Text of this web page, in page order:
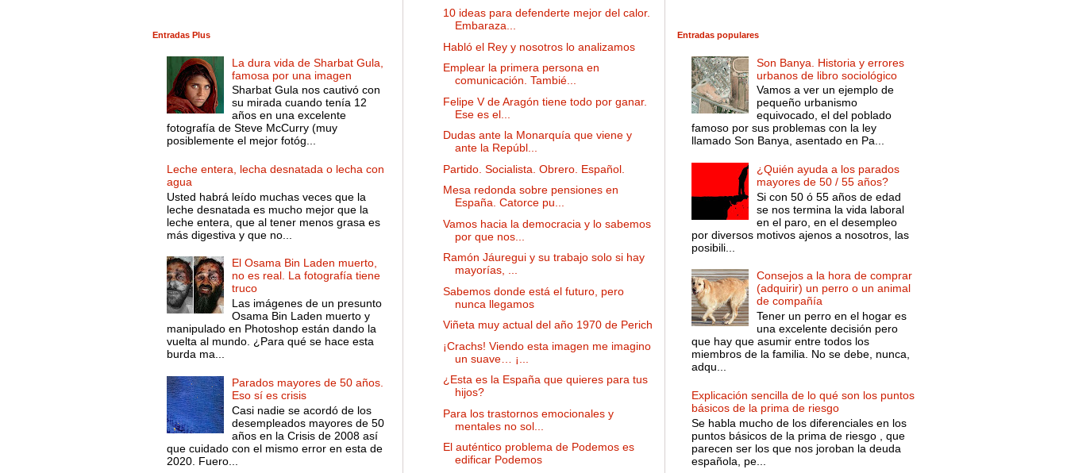
Entradas Plus
La dura vida de Sharbat Gula,
famosa por una imagen
Sharbat Gula nos cautivó con
su mirada cuando tenía 12
años en una excelente
fotografía de Steve McCurry (muy
posiblemente el mejor fotóg...
Leche entera, lecha desnatada o lecha con
agua
Usted habrá leído muchas veces que la
leche desnatada es mucho mejor que la
leche entera, que al tener menos grasa es
más digestiva y que no...
El Osama Bin Laden muerto,
no es real. La fotografía tiene
truco
Las imágenes de un presunto
Osama Bin Laden muerto y
manipulado en Photoshop están dando la
vuelta al mundo. ¿Para qué se hace esta
burda ma...
Parados mayores de 50 años.
Eso sí es crisis
Casi nadie se acordó de los
desempleados mayores de 50
años en la Crisis de 2008 así
que cuidado con el mismo error en esta de
2020. Fuero...
10 ideas para defenderte mejor del calor.
Embaraza...
Habló el Rey y nosotros lo analizamos
Emplear la primera persona en
comunicación. Tambié...
Felipe V de Aragón tiene todo por ganar.
Ese es el...
Dudas ante la Monarquía que viene y
ante la Repúbl...
Partido. Socialista. Obrero. Español.
Mesa redonda sobre pensiones en
España. Catorce pu...
Vamos hacia la democracia y lo sabemos
por que nos...
Ramón Jáuregui y su trabajo solo si hay
mayorías, ...
Sabemos donde está el futuro, pero
nunca llegamos
Viñeta muy actual del año 1970 de Perich
¡Crachs! Viendo esta imagen me imagino
un suave… ¡...
¿Esta es la España que quieres para tus
hijos?
Para los trastornos emocionales y
mentales no sol...
El auténtico problema de Podemos es
edificar Podemos
Entradas populares
Son Banya. Historia y errores
urbanos de libro sociológico
Vamos a ver un ejemplo de
pequeño urbanismo
equivocado, el del poblado
famoso por sus problemas con la ley
llamado Son Banya, asentado en Pa...
¿Quién ayuda a los parados
mayores de 50 / 55 años?
Si con 50 ó 55 años de edad
se nos termina la vida laboral
en el paro, en el desempleo
por diversos motivos ajenos a nosotros, las
posibili...
Consejos a la hora de comprar
(adquirir) un perro o un animal
de compañía
Tener un perro en el hogar es
una excelente decisión pero
que hay que asumir entre todos los
miembros de la familia. No se debe, nunca,
adqu...
Explicación sencilla de lo qué son los puntos
básicos de la prima de riesgo
Se habla mucho de los diferenciales en los
puntos básicos de la prima de riesgo , que
parecen ser los que nos joroban la deuda
española, pe...